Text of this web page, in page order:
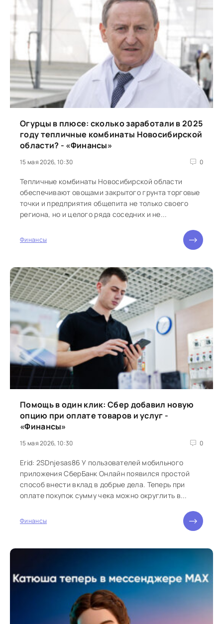
Огурцы в плюсе: сколько заработали в 2025
году тепличные комбинаты Новосибирской
области? - «Финансы»
15 мая 2026, 10:30 0
Тепличные комбинаты Новосибирской области
обеспечивают овощами закрытого грунта торговые
точки и предприятия общепита не только своего
региона, но и целого ряда соседних и не...
Финансы
Помощь в один клик: Сбер добавил новую
опцию при оплате товаров и услуг -
«Финансы»
15 мая 2026, 10:30 0
Erid: 2SDnjesas86 У пользователей мобильного
приложения СберБанк Онлайн появился простой
способ внести вклад в добрые дела. Теперь при
оплате покупок сумму чека можно округлить в...
Финансы